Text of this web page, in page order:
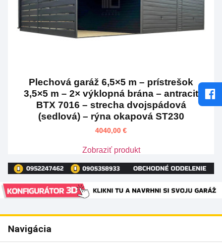
Plechová garáž 6,5×5 m – prístrešok
3,5×5 m – 2× výklopná brána – antracit
BTX 7016 – strecha dvojspádová
(sedlová) – rýna okapová ST230
4040,00 €
Zobraziť produkt
Navigácia